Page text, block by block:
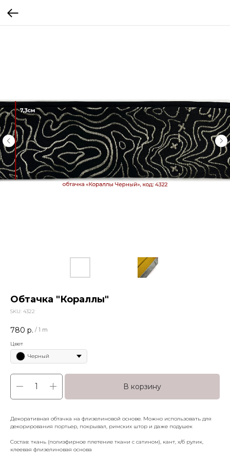
Обтачка "Кораллы"
SKU: 4322
780 р. / 1 m
Цвет
Черный
В корзину
Декоративная обтачка на флизелиновой основе. Можно использовать для
декорирования портьер, покрывал, римских штор и даже подушек
Состав: ткань (полиэфирное плетение ткани с сатином), кант, х/б рулик,
клеевая флизелиновая основа